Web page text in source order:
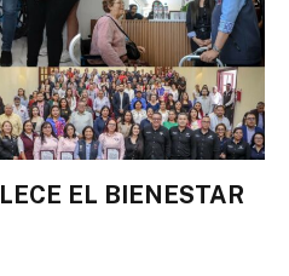
EL BIENESTAR